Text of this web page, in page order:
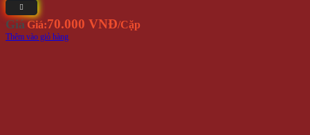
Giá Giá:70.000 VNĐ/Cặp
Thêm vào giỏ hàng